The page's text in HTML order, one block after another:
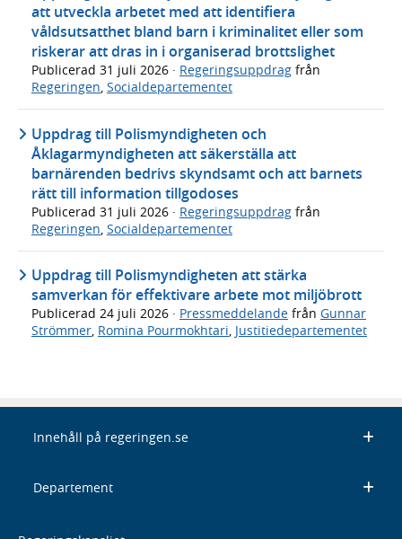
att utveckla arbetet med att identifiera
våldsutsatthet bland barn i kriminalitet eller som
riskerar att dras in i organiserad brottslighet
Publicerad 31 juli 2026 · Regeringsuppdrag från
Regeringen, Socialdepartementet
Uppdrag till Polismyndigheten och
Åklagarmyndigheten att säkerställa att
barnärenden bedrivs skyndsamt och att barnets
rätt till information tillgodoses
Publicerad 31 juli 2026 · Regeringsuppdrag från
Regeringen Socialdepartementet
Uppdrag till Polismyndigheten att stärka
samverkan för effektivare arbete mot miljöbrott
Publicerad 24 juli 2026 · Pressmeddelande från Gunnar
Strömmer, Romina Pourmokhtari, Justitiedepartementet
Innehåll på regeringen.se
Departement